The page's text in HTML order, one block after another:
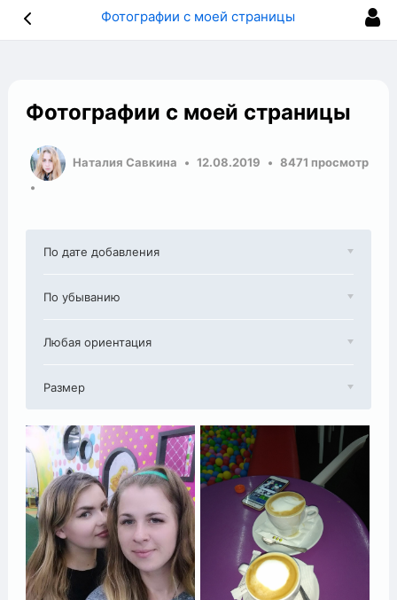
Фотографии с моей страницы
Фотографии с моей страницы
Наталия Савкина 12.08.2019 8471 просмотр
По дате добавления
По убыванию
Любая ориентация
Размер